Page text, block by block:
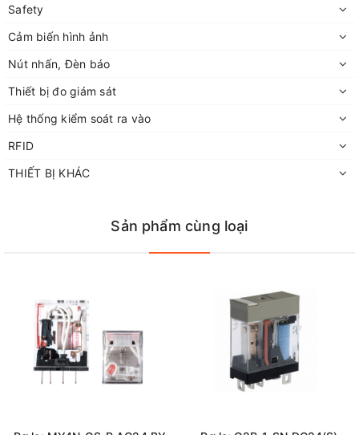
Safety
Cảm biến hình ảnh
Nút nhấn, Đèn báo
Thiết bị đo giám sát
Hệ thống kiểm soát ra vào
RFID
THIẾT BỊ KHÁC
Sản phẩm cùng loại